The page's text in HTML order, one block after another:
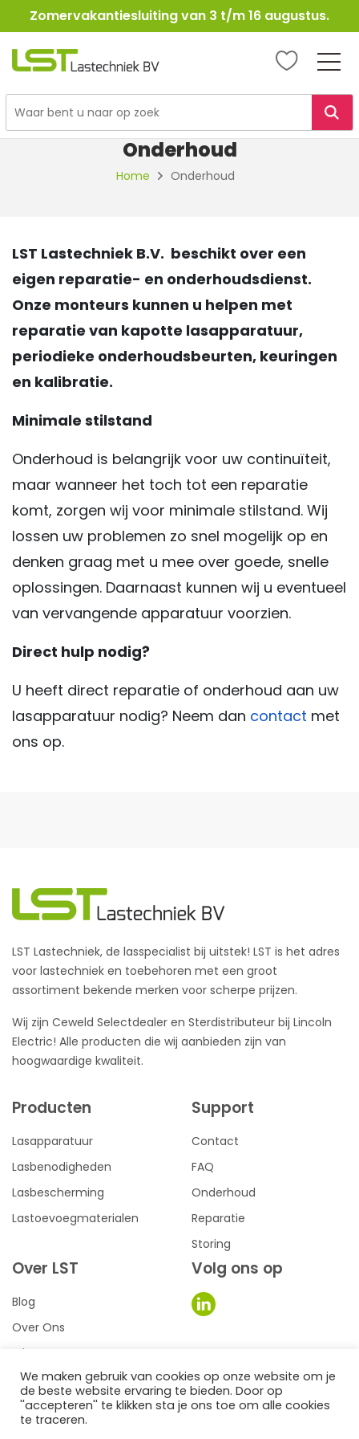
Ga
naar
Zomervakantiesluiting van 3 t/m 16 augustus.
LST
Onderhoud
Home Onderhoud
LST Lastechniek B.V. beschikt over een
eigen reparatie- en onderhoudsdienst.
Onze monteurs kunnen u helpen met
reparatie van kapotte lasapparatuur,
periodieke onderhoudsbeurten, keuringen
en kalibratie.
Minimale stilstand
Onderhoud is belangrijk voor uw continuïteit,
maar wanneer het toch tot een reparatie
komt, zorgen wij voor minimale stilstand. Wij
lossen uw problemen zo snel mogelijk op en
denken graag met u mee over goede, snelle
oplossingen. Daarnaast kunnen wij u eventueel
van vervangende apparatuur voorzien.
Direct hulp nodig?
U heeft direct reparatie of onderhoud aan uw
lasapparatuur nodig? Neem dan contact met
ons op.
LST Lastechniek, de lasspecialist bij uitstek! LST is het adres
voor lastechniek en toebehoren met een groot
assortiment bekende merken voor scherpe prijzen.
Wij zijn Ceweld Selectdealer en Sterdistributeur bij Lincoln
Electric! Alle producten die wij aanbieden zijn van
hoogwaardige kwaliteit.
Producten
Lasapparatuur
Lasbenodigheden
Lasbescherming
Lastoevoegmaterialen
Support
Contact
FAQ
Onderhoud
Reparatie
Storing
Over LST
Blog
Over Ons
Privacy
Voorwaarden
Volg ons op
We maken gebruik van cookies op onze website om je
de beste website ervaring te bieden. Door op
''accepteren'' te klikken sta je ons toe om alle cookies
te traceren.